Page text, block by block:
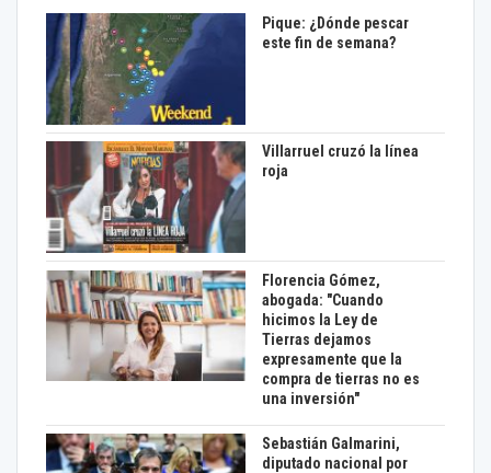
Pique: ¿Dónde pescar
este fin de semana?
Villarruel cruzó la línea
roja
Florencia Gómez,
abogada: "Cuando
hicimos la Ley de
Tierras dejamos
expresamente que la
compra de tierras no es
una inversión"
Sebastián Galmarini,
diputado nacional por